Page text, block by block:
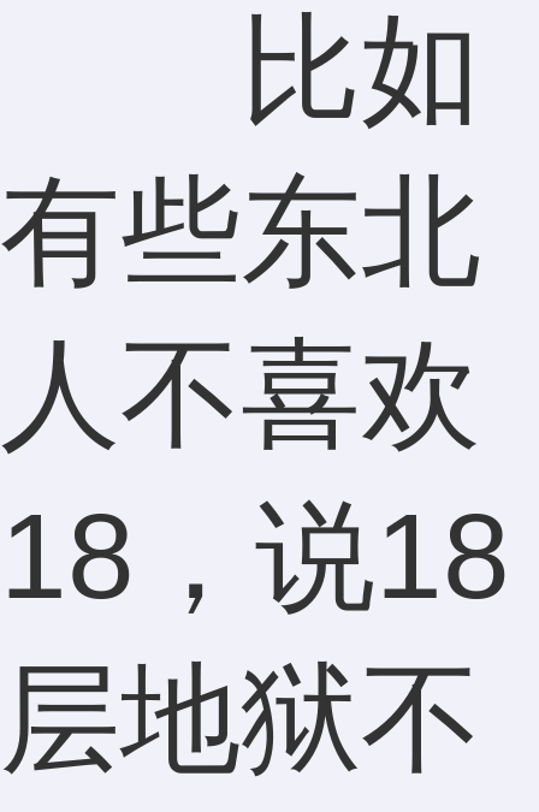
比如
有些东北
人不喜欢
18，说18
层地狱不